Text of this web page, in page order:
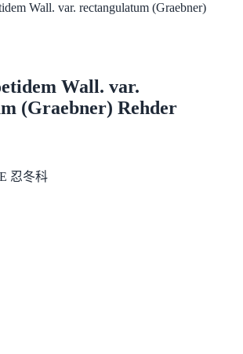
Wall. var. rectangulatum (Graebner)
Wall. var.
(Graebner) Rehder
忍冬科